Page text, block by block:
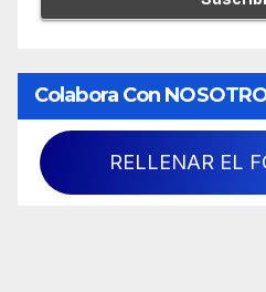
Colabora Con
RELLENAR EL